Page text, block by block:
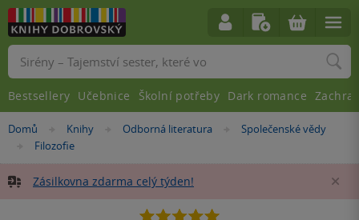
Nacházíte
Domů »Knihy »
Odborná literatura »
Společenské vědy
»Filozofie
Zásilkovna zdarma celý týden!
5.0
Vyhledávání
Bestsellery Učebnice Školní potřeby Dark romance